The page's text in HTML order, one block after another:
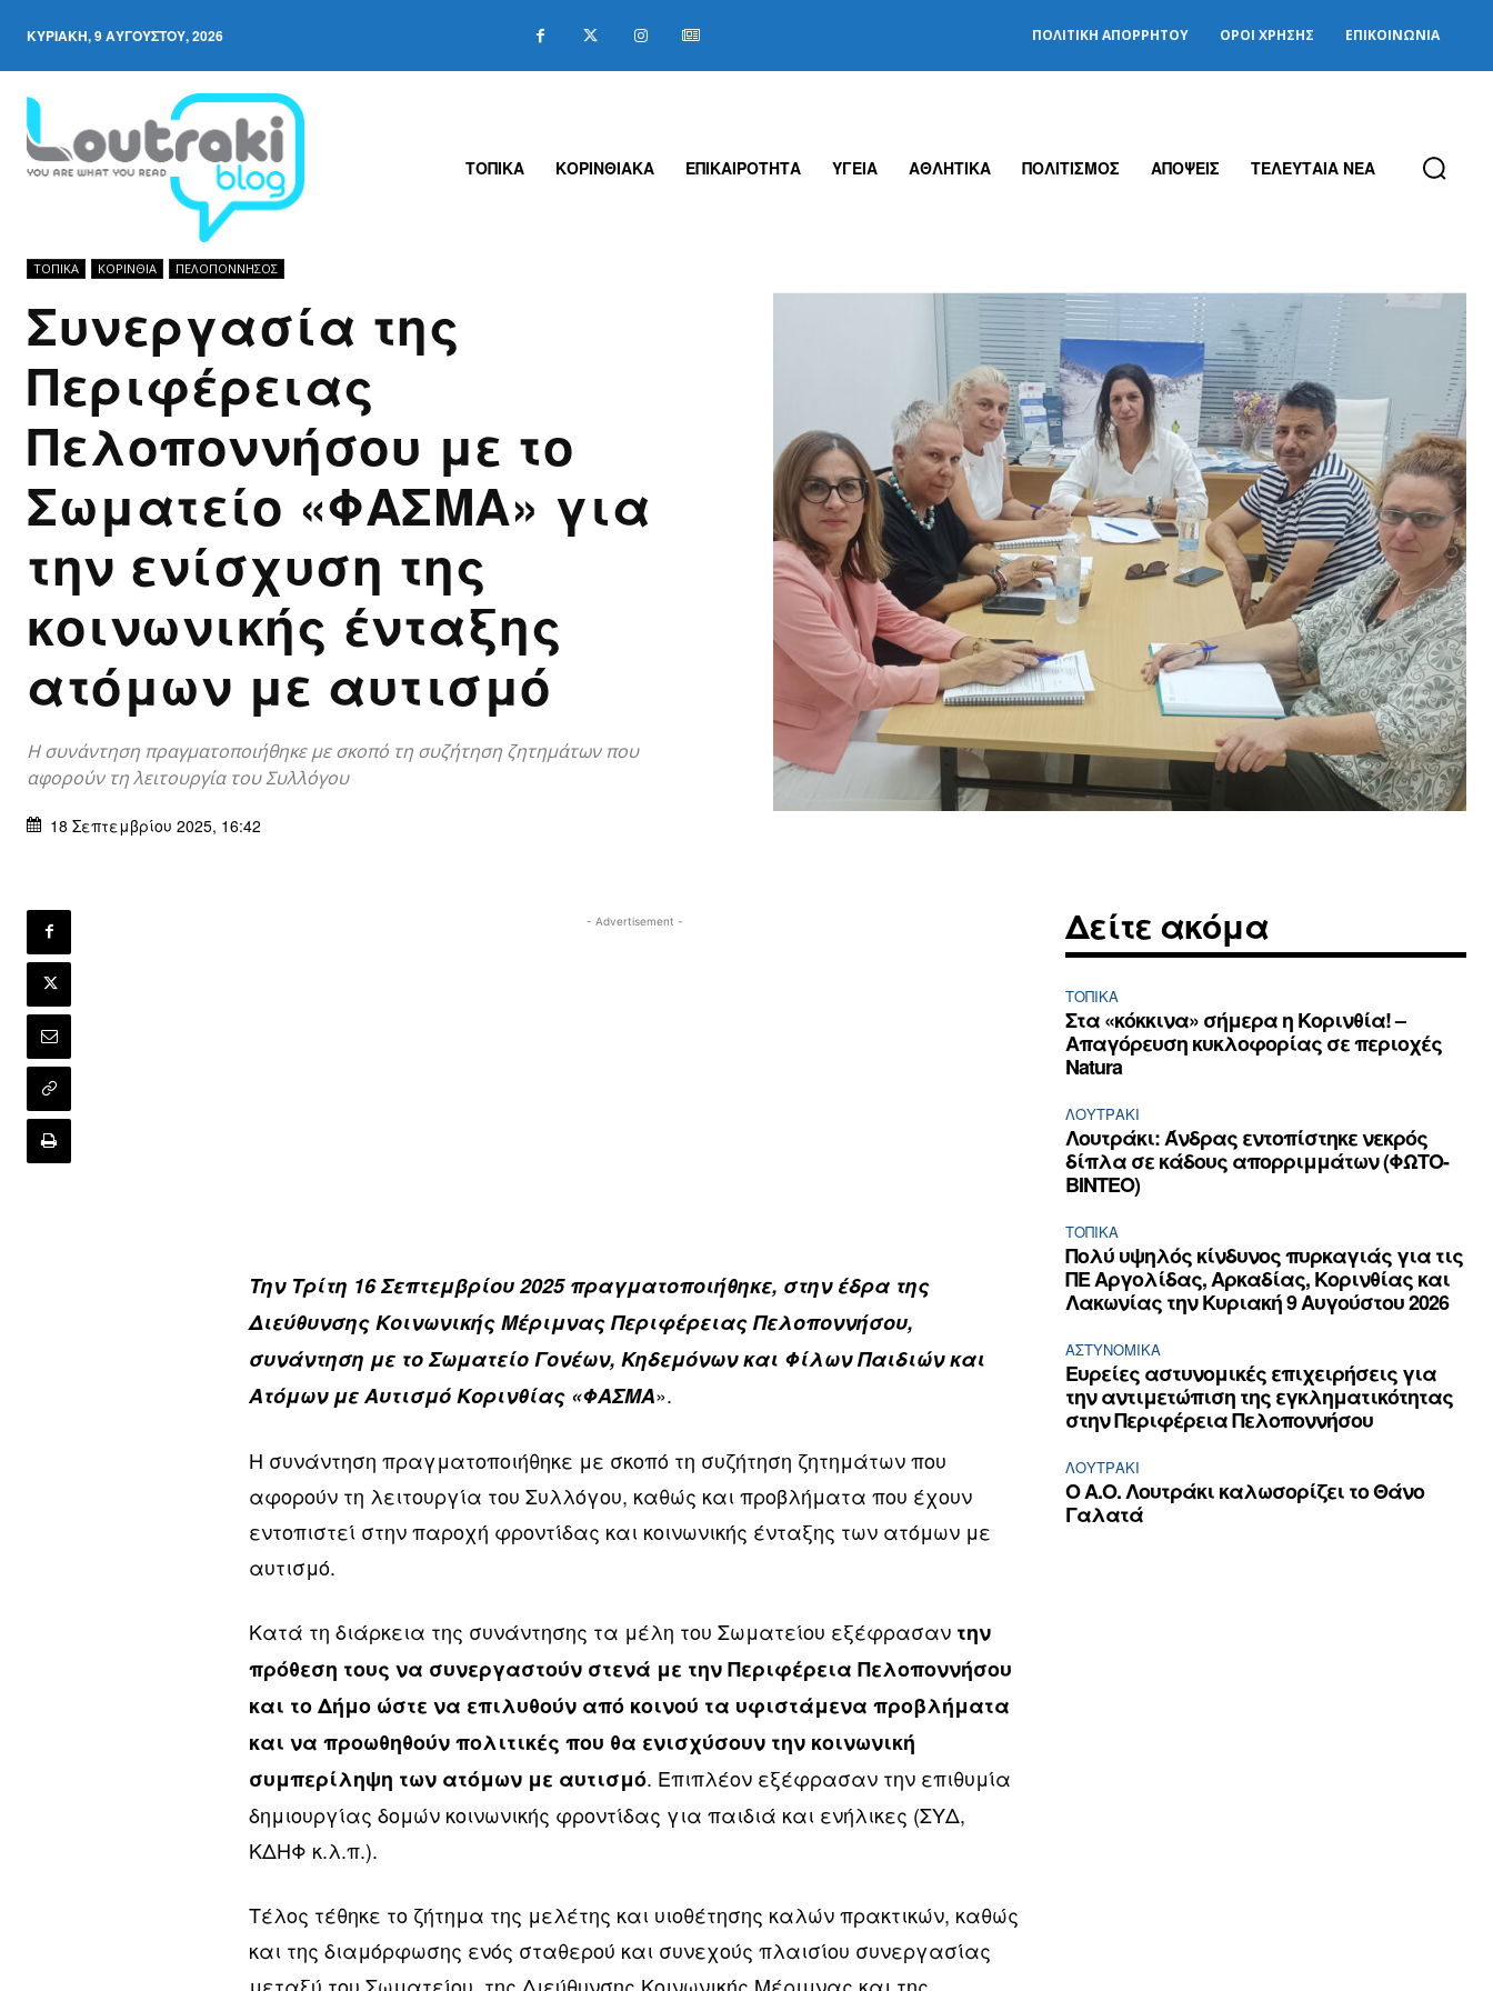
ΚΥΡΙΑΚΉ, 9 ΑΥΓΟΎΣΤΟΥ, 2026 ΠΟΛΙΤΙΚΉ ΑΠΟΡΡΉΤΟΥ ΌΡΟΙ ΧΡΉΣΗΣ ΕΠΙΚΟΙΝΩΝΊΑ
ΤΟΠΙΚΑ ΚΟΡΙΝΘΙΑΚΑ ΕΠΙΚΑΙΡΟΤΗΤΑ ΥΓΕΙΑ ΑΘΛΗΤΙΚΑ ΠΟΛΙΤΙΣΜΟΣ ΑΠΟΨΕΙΣ ΤΕΛΕΥΤΑΙΑ ΝΕΑ
ΤΟΠΙΚΑ ΚΟΡΙΝΘΊΑ ΠΕΛΟΠΌΝΝΗΣΟΣ
Συνεργασία της
Περιφέρειας
Πελοποννήσου με το
Σωματείο «ΦΑΣΜΑ» για
την ενίσχυση της
κοινωνικής ένταξης
ατόμων με αυτισμό
Η συνάντηση πραγματοποιήθηκε με σκοπό τη συζήτηση ζητημάτων που
αφορούν τη λειτουργία του Συλλόγου
18 Σεπτεμβρίου 2025, 16:42
- Advertisement -
Την Τρίτη 16 Σεπτεμβρίου 2025 πραγματοποιήθηκε, στην έδρα της
Διεύθυνσης Κοινωνικής Μέριμνας Περιφέρειας Πελοποννήσου,
συνάντηση με το Σωματείο Γονέων, Κηδεμόνων και Φίλων Παιδιών και
Ατόμων με Αυτισμό Κορινθίας «ΦΑΣΜΑ».
Η συνάντηση πραγματοποιήθηκε με σκοπό τη συζήτηση ζητημάτων που
αφορούν τη λειτουργία του Συλλόγου, καθώς και προβλήματα που έχουν
εντοπιστεί στην παροχή φροντίδας και κοινωνικής ένταξης των ατόμων με
αυτισμό.
Κατά τη διάρκεια της συνάντησης τα μέλη του Σωματείου εξέφρασαν την
πρόθεση τους να συνεργαστούν στενά με την Περιφέρεια Πελοποννήσου
και το Δήμο ώστε να επιλυθούν από κοινού τα υφιστάμενα προβλήματα
και να προωθηθούν πολιτικές που θα ενισχύσουν την κοινωνική
συμπερίληψη των ατόμων με αυτισμό. Επιπλέον εξέφρασαν την επιθυμία
δημιουργίας δομών κοινωνικής φροντίδας για παιδιά και ενήλικες (ΣΥΔ,
ΚΔΗΦ κ.λ.π.).
Τέλος τέθηκε το ζήτημα της μελέτης και υιοθέτησης καλών πρακτικών, καθώς
και της διαμόρφωσης ενός σταθερού και συνεχούς πλαισίου συνεργασίας
μεταξύ του Σωματείου, της Διεύθυνσης Κοινωνικής Μέριμνας και της
Δείτε ακόμα
ΤΟΠΙΚΑ
Στα «κόκκινα» σήμερα η Κορινθία! –
Απαγόρευση κυκλοφορίας σε περιοχές
Natura
ΛΟΥΤΡΆΚΙ
Λουτράκι: Άνδρας εντοπίστηκε νεκρός
δίπλα σε κάδους απορριμμάτων (ΦΩΤΟ-
ΒΙΝΤΕΟ)
ΤΟΠΙΚΑ
Πολύ υψηλός κίνδυνος πυρκαγιάς για τις
ΠΕ Αργολίδας, Αρκαδίας, Κορινθίας και
Λακωνίας την Κυριακή 9 Αυγούστου 2026
ΑΣΤΥΝΟΜΙΚΆ
Ευρείες αστυνομικές επιχειρήσεις για
την αντιμετώπιση της εγκληματικότητας
στην Περιφέρεια Πελοποννήσου
ΛΟΥΤΡΆΚΙ
Ο Α.Ο. Λουτράκι καλωσορίζει το Θάνο
Γαλατά